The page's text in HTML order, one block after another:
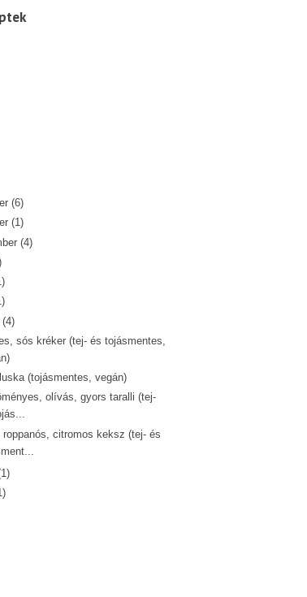
(6)
(1)
(4)
(4)
sós kréker (tej- és tojásmentes,
(tojásmentes, vegán)
olívás, gyors taralli (tej-
roppanós, citromos keksz (tej- és